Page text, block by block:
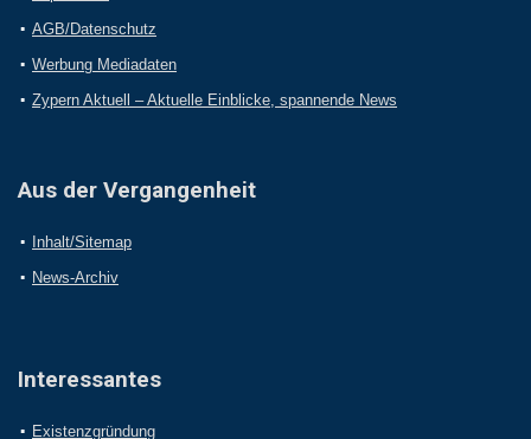
AGB/Datenschutz
Werbung Mediadaten
Zypern Aktuell – Aktuelle Einblicke, spannende News
Aus der Vergangenheit
Inhalt/Sitemap
News-Archiv
Interessantes
Existenzgründung